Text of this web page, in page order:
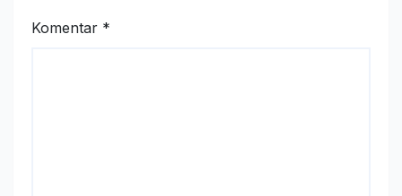
Komentar *